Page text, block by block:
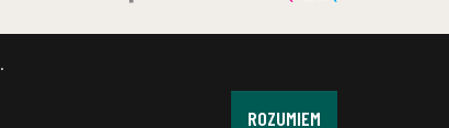
ROZUMIEM